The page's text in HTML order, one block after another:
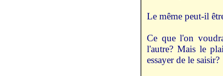
Le même peut-il
Ce que l'on
l'autre? Mais le
essayer de le saisir?